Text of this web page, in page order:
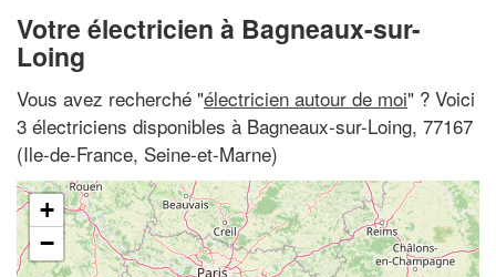
Votre électricien à Bagneaux-sur-
Loing
Vous avez recherché "électricien autour de moi" ? Voici
3 électriciens disponibles à Bagneaux-sur-Loing, 77167
(Ile-de-France, Seine-et-Marne)
+
−